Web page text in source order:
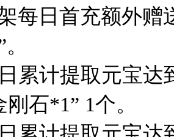
首充额外赠送
提取元宝达到
石*1” 1个。